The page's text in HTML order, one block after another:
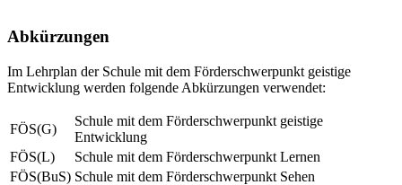
Abkürzungen
Im Lehrplan der Schule mit dem Förderschwerpunkt geistige
Entwicklung werden folgende Abkürzungen verwendet:
FÖS(G)
Schule mit dem Förderschwerpunkt geistige
Entwicklung
FÖS(L)
Schule mit dem Förderschwerpunkt Lernen
FÖS(BuS) Schule mit dem Förderschwerpunkt Sehen